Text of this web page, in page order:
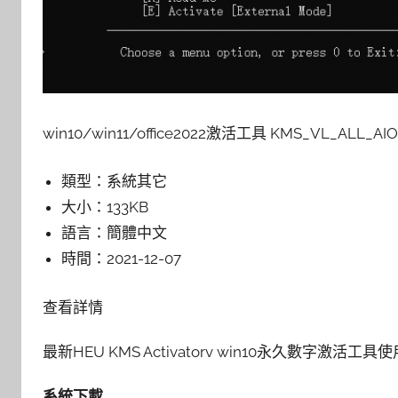
win10/win11/office2022激活工具
類型： 系統其它
大小：133KB
語言： 簡體中文
時間：2021-12-07
查看詳情
最新HEU KMS Activatorv win10永久數字激活工具使